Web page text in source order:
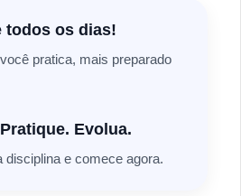
todos os dias!
pratica, mais preparado
Evolua.
disciplina e comece agora.